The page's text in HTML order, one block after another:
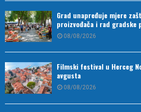
Grad unapređuje mjere
proizvođača i rad gradske
08/08/2026
Filmski festival u Herceg
avgusta
08/08/2026